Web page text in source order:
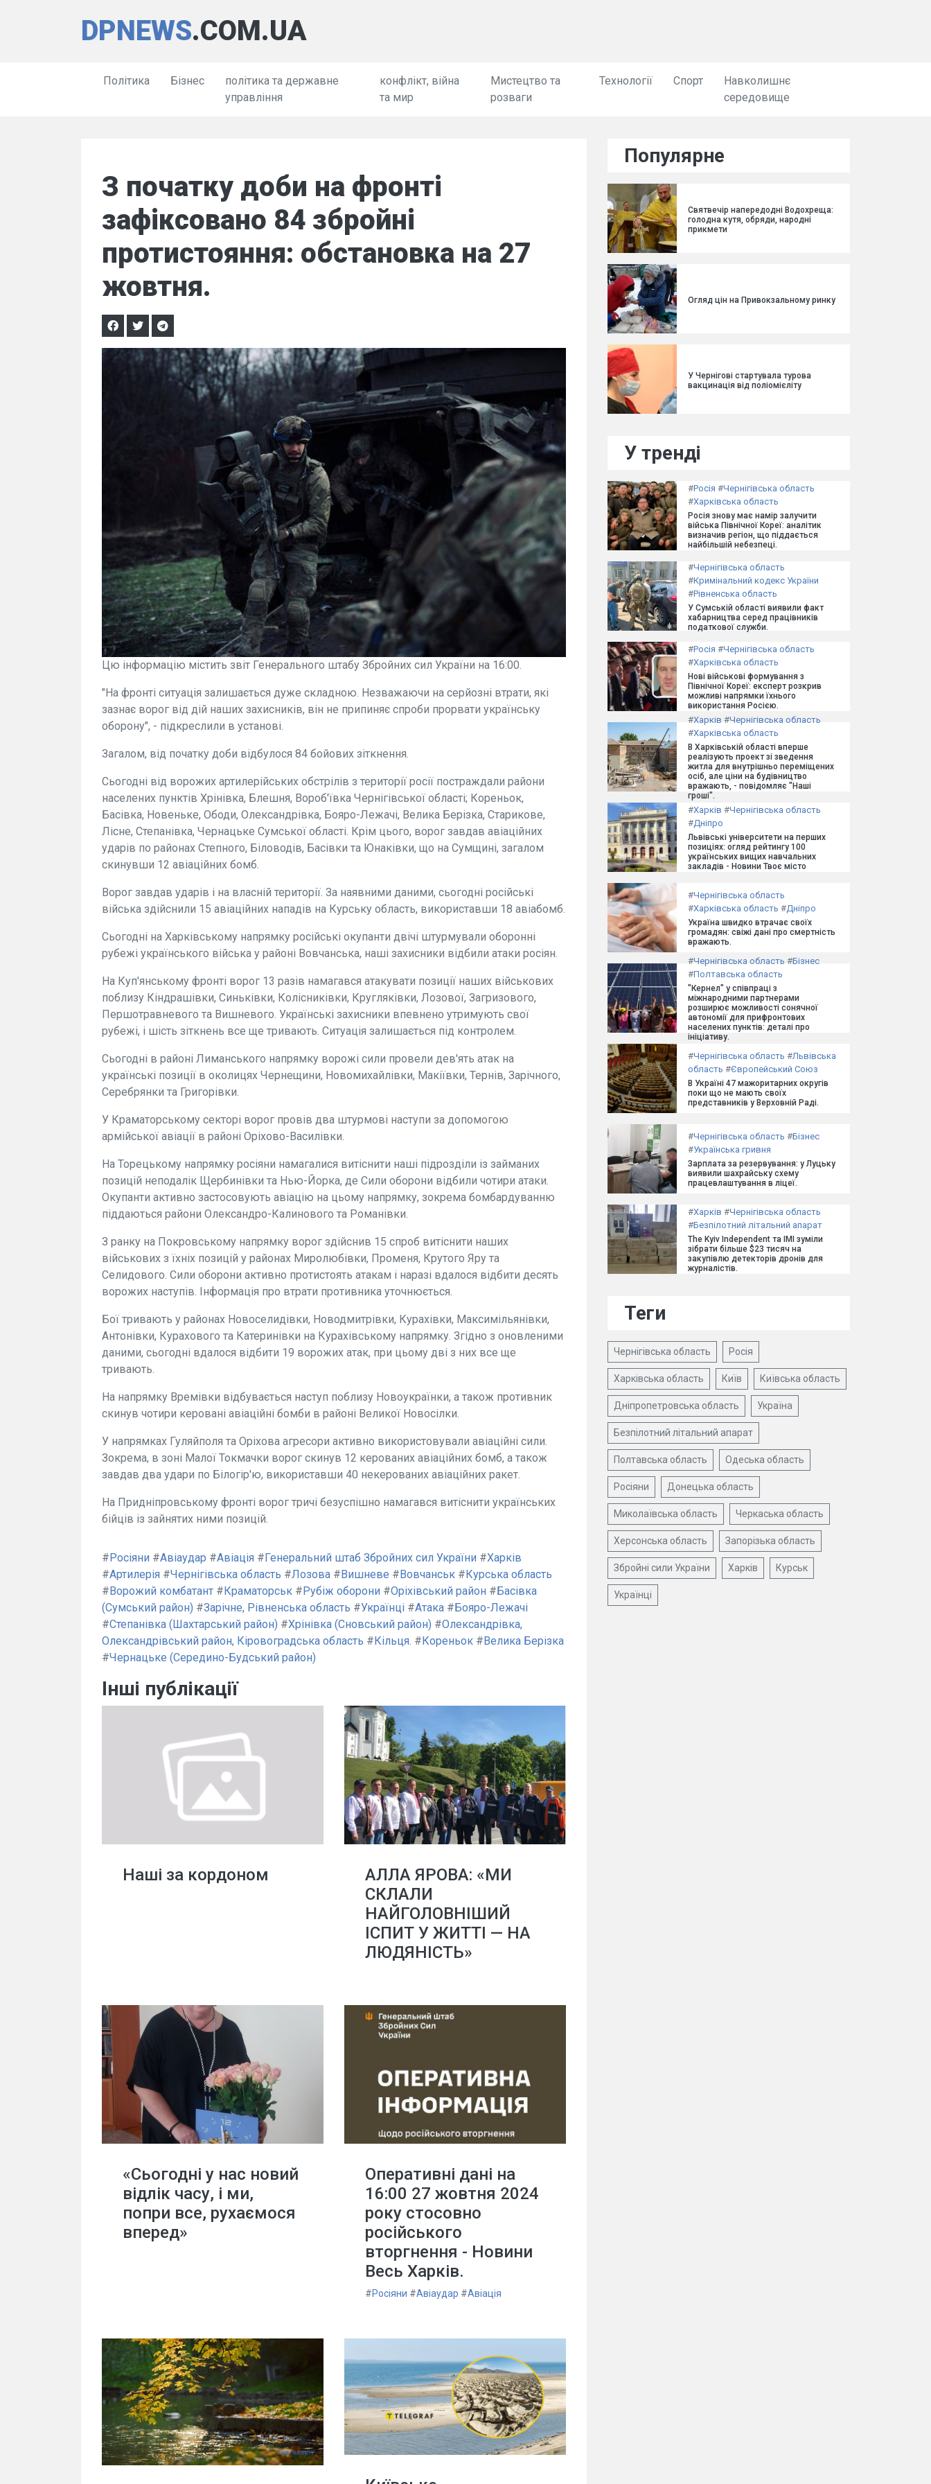
DPNEWS.COM.UA
Політика Бізнес
політика та державне
управління
конфлікт, війна
та мир
Мистецтво та
розваги
Технології Спорт
Навколишнє
середовище
З початку доби на фронті
зафіксовано 84 збройні
протистояння: обстановка на 27
жовтня.
Цю інформацію містить звіт Генерального штабу Збройних сил України на 16:00.
"На фронті ситуація залишається дуже складною. Незважаючи на серйозні втрати, які
зазнає ворог від дій наших захисників, він не припиняє спроби прорвати українську
оборону", - підкреслили в установі.
Загалом, від початку доби відбулося 84 бойових зіткнення.
Сьогодні від ворожих артилерійських обстрілів з території росії постраждали райони
населених пунктів Хрінівка, Блешня, Вороб'ївка Чернігівської області; Кореньок,
Басівка, Новеньке, Ободи, Олександрівка, Бояро-Лежачі, Велика Берізка, Старикове,
Лісне, Степанівка, Чернацьке Сумської області. Крім цього, ворог завдав авіаційних
ударів по районах Степного, Біловодів, Басівки та Юнаківки, що на Сумщині, загалом
скинувши 12 авіаційних бомб.
Ворог завдав ударів і на власній території. За наявними даними, сьогодні російські
війська здійснили 15 авіаційних нападів на Курську область, використавши 18 авіабомб.
Сьогодні на Харківському напрямку російські окупанти двічі штурмували оборонні
рубежі українського війська у районі Вовчанська, наші захисники відбили атаки росіян.
На Куп'янському фронті ворог 13 разів намагався атакувати позиції наших військових
поблизу Кіндрашівки, Синьківки, Колісниківки, Кругляківки, Лозової, Загризового,
Першотравневого та Вишневого. Українські захисники впевнено утримують свої
рубежі, і шість зіткнень все ще тривають. Ситуація залишається під контролем.
Сьогодні в районі Лиманського напрямку ворожі сили провели дев'ять атак на
українські позиції в околицях Чернещини, Новомихайлівки, Макіївки, Тернів, Зарічного,
Серебрянки та Григорівки.
У Краматорському секторі ворог провів два штурмові наступи за допомогою
армійської авіації в районі Оріхово-Василівки.
На Торецькому напрямку росіяни намагалися витіснити наші підрозділи із займаних
позицій неподалік Щербинівки та Нью-Йорка, де Сили оборони відбили чотири атаки.
Окупанти активно застосовують авіацію на цьому напрямку, зокрема бомбардуванню
піддаються райони Олександро-Калинового та Романівки.
З ранку на Покровському напрямку ворог здійснив 15 спроб витіснити наших
військових з їхніх позицій у районах Миролюбівки, Променя, Крутого Яру та
Селидового. Сили оборони активно протистоять атакам і наразі вдалося відбити десять
ворожих наступів. Інформація про втрати противника уточнюється.
Бої тривають у районах Новоселидівки, Новодмитрівки, Курахівки, Максимільянівки,
Антонівки, Курахового та Катеринівки на Курахівському напрямку. Згідно з оновленими
даними, сьогодні вдалося відбити 19 ворожих атак, при цьому дві з них все ще
тривають.
На напрямку Времівки відбувається наступ поблизу Новоукраїнки, а також противник
скинув чотири керовані авіаційні бомби в районі Великої Новосілки.
У напрямках Гуляйполя та Оріхова агресори активно використовували авіаційні сили.
Зокрема, в зоні Малої Токмачки ворог скинув 12 керованих авіаційних бомб, а також
завдав два удари по Білогір'ю, використавши 40 некерованих авіаційних ракет.
На Придніпровському фронті ворог тричі безуспішно намагався витіснити українських
бійців із зайнятих ними позицій.
# Росіяни #Авіаудар #Авіація # Генеральний штаб Збройних сил України #Харків
#Артилерія #Чернігівська область #Лозова # Вишневе # Вовчанськ # Курська область
# Ворожий комбатант # Краматорськ # Рубіж оборони #Оріхівський район # Басівка
(Сумський район) #Зарічне, Рівненська область #Українці #Атака # Бояро-Лежачі
#Степанівка (Шахтарський район) #Хрінівка (Сновський район) #Олександрівка,
Олександрівський район, Кіровоградська область # Кільця. # Кореньок # Велика Берізка
#Чернацьке (Середино-Будський район)
Інші публікації
Наші за кордоном
АЛЛА ЯРОВА: «МИ
СКЛАЛИ
НАЙГОЛОВНІШИЙ
ІСПИТ У ЖИТТІ — НА
ЛЮДЯНІСТЬ»
«Сьогодні у нас новий
відлік часу, і ми,
попри все, рухаємося
вперед»
Оперативні дані на
16:00 27 жовтня 2024
року стосовно
російського
вторгнення - Новини
Весь Харків.
#Росіяни #Авіаудар #Авіація
Популярне
Святвечір напередодні Водохреща:
голодна кутя, обряди, народні
прикмети
Огляд цін на Привокзальному ринку
У Чернігові стартувала турова
вакцинація від поліомієліту
У тренді
#Росія #Чернігівська область
#Харківська область
Росія знову має намір залучити
війська Північної Кореї: аналітик
визначив регіон, що піддається
найбільшій небезпеці.
#Чернігівська область
#Кримінальний кодекс України
#Рівненська область
У Сумській області виявили факт
хабарництва серед працівників
податкової служби.
#Росія #Чернігівська область
#Харківська область
Нові військові формування з
Північної Кореї: експерт розкрив
можливі напрямки їхнього
використання Росією.
#Харків #Чернігівська область
#Харківська область
В Харківській області вперше
реалізують проект зі зведення
житла для внутрішньо переміщених
осіб, але ціни на будівництво
вражають, - повідомляє "Наші
гроші".
#Харків #Чернігівська область
#Дніпро
Львівські університети на перших
позиціях: огляд рейтингу 100
українських вищих навчальних
закладів - Новини Твоє місто
#Чернігівська область
#Харківська область #Дніпро
Україна швидко втрачає своїх
громадян: свіжі дані про смертність
вражають.
#Чернігівська область #Бізнес
#Полтавська область
"Кернел" у співпраці з
міжнародними партнерами
розширює можливості сонячної
автономії для прифронтових
населених пунктів: деталі про
ініціативу.
#Чернігівська область #Львівська
область #Європейський Союз
В Україні 47 мажоритарних округів
поки що не мають своїх
представників у Верховній Раді.
#Чернігівська область #Бізнес
#Українська гривня
Зарплата за резервування: у Луцьку
виявили шахрайську схему
працевлаштування в ліцеї.
#Харків #Чернігівська область
#Безпілотний літальний апарат
The Kyiv Independent та ІМІ зуміли
зібрати більше $23 тисяч на
закупівлю детекторів дронів для
журналістів.
Теги
Чернігівська область Росія
Харківська область Київ Київська область
Дніпропетровська область Україна
Безпілотний літальний апарат
Полтавська область Одеська область
Росіяни Донецька область
Миколаївська область Черкаська область
Херсонська область Запорізька область
Збройні сили України Харків Курськ
Українці